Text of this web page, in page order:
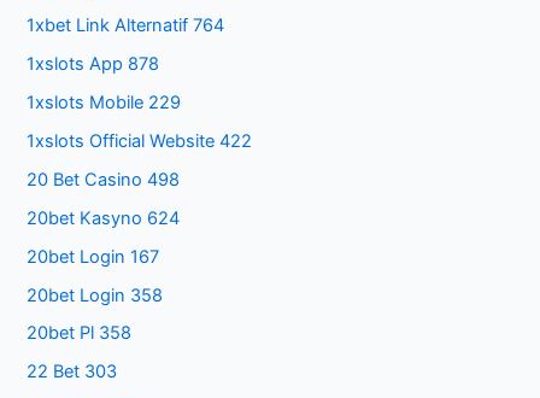
1xbet Link Alternatif 764
1xslots App 878
1xslots Mobile 229
1xslots Official Website 422
20 Bet Casino 498
20bet Kasyno 624
20bet Login 167
20bet Login 358
20bet Pl 358
22 Bet 303